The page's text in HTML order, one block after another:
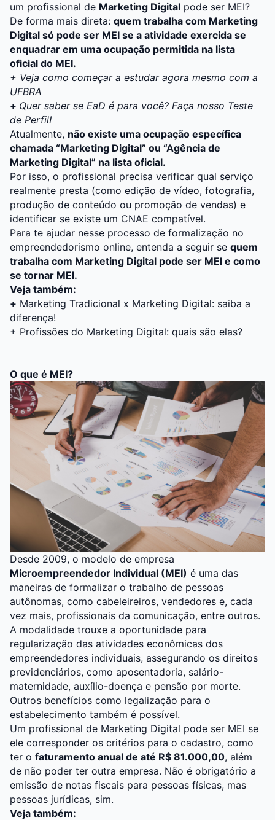
um profissional de Marketing Digital pode ser MEI?
De forma mais direta: quem trabalha com Marketing
Digital só pode ser MEI se a atividade exercida se
enquadrar em uma ocupação permitida na lista
oficial do MEI.
+ Veja como começar a estudar agora mesmo com a
UFBRA
+ Quer saber se EaD é para você? Faça nosso Teste
de Perfil!
Atualmente, não existe uma ocupação específica
chamada “Marketing Digital” ou “Agência de
Marketing Digital” na lista oficial.
Por isso, o profissional precisa verificar qual serviço
realmente presta (como edição de vídeo, fotografia,
produção de conteúdo ou promoção de vendas) e
identificar se existe um CNAE compatível.
Para te ajudar nesse processo de formalização no
empreendedorismo online, entenda a seguir se quem
trabalha com Marketing Digital pode ser MEI e como
se tornar MEI.
Veja também:
+ Marketing Tradicional x Marketing Digital: saiba a
diferença!
+ Profissões do Marketing Digital: quais são elas?
O que é MEI?
Desde 2009, o modelo de empresa
Microempreendedor Individual (MEI) é uma das
maneiras de formalizar o trabalho de pessoas
autônomas, como cabeleireiros, vendedores e, cada
vez mais, profissionais da comunicação, entre outros.
A modalidade trouxe a oportunidade para
regularização das atividades econômicas dos
empreendedores individuais, assegurando os direitos
previdenciários, como aposentadoria, salário-
maternidade, auxílio-doença e pensão por morte.
Outros benefícios como legalização para o
estabelecimento também é possível.
Um profissional de Marketing Digital pode ser MEI se
ele corresponder os critérios para o cadastro, como
ter o faturamento anual de até R$ 81.000,00, além
de não poder ter outra empresa. Não é obrigatório a
emissão de notas fiscais para pessoas físicas, mas
pessoas jurídicas, sim.
Veja também: